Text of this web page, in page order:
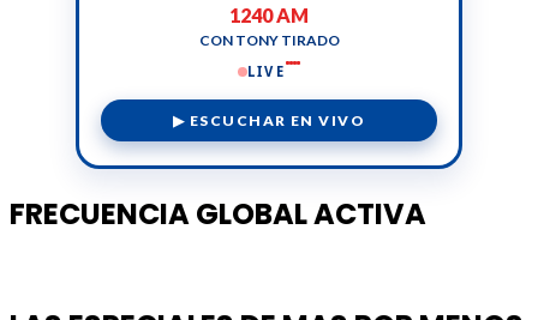
1240 AM
CON TONY TIRADO
LIVE
▶ ESCUCHAR EN VIVO
FRECUENCIA GLOBAL ACTIVA